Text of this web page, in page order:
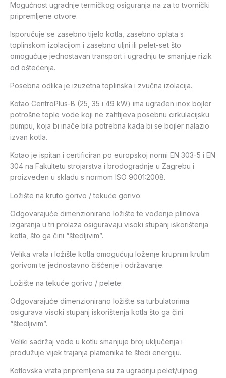
Mogućnost ugradnje termičkog osiguranja na za to tvornički
pripremljene otvore.
Isporučuje se zasebno tijelo kotla, zasebno oplata s
toplinskom izolacijom i zasebno uljni ili pelet-set što
omogućuje jednostavan transport i ugradnju te smanjuje rizik
od oštećenja.
Posebna odlika je izuzetna toplinska i zvučna izolacija.
Kotao CentroPlus-B (25, 35 i 49 kW) ima ugrađen inox bojler
potrošne tople vode koji ne zahtijeva posebnu cirkulacijsku
pumpu, koja bi inače bila potrebna kada bi se bojler nalazio
izvan kotla.
Kotao je ispitan i certificiran po europskoj normi EN 303-5 i EN
304 na Fakultetu strojarstva i brodogradnje u Zagrebu i
proizveden u skladu s normom ISO 9001:2008.
Ložište na kruto gorivo / tekuće gorivo:
Odgovarajuće dimenzionirano ložište te vođenje plinova
izgaranja u tri prolaza osiguravaju visoki stupanj iskorištenja
kotla, što ga čini “štedljivim”.
Velika vrata i ložište kotla omogućuju loženje krupnim krutim
gorivom te jednostavno čišćenje i održavanje.
Ložište na tekuće gorivo / pelete:
Odgovarajuće dimenzionirano ložište sa turbulatorima
osigurava visoki stupanj iskorištenja kotla što ga čini
“štedljivim”.
Veliki sadržaj vode u kotlu smanjuje broj uključenja i
produžuje vijek trajanja plamenika te štedi energiju.
Kotlovska vrata pripremljena su za ugradnju pelet/uljnog